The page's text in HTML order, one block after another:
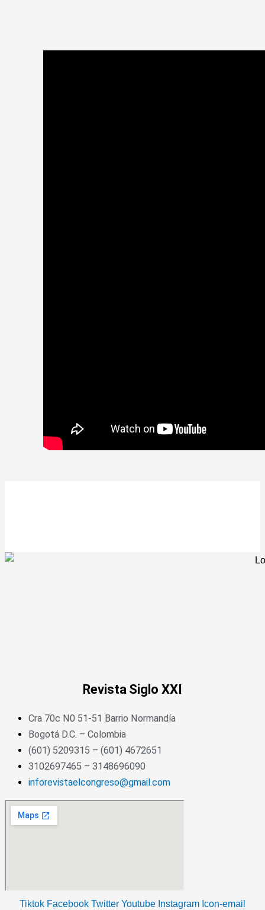
Revista Siglo XXI
Cra 70c N0 51-51 Barrio Normandía
Bogotá D.C. – Colombia
(601) 5209315 – (601) 4672651
3102697465 – 3148696090
inforevistaelcongreso@gmail.com
Tiktok Facebook Twitter Youtube Instagram Icon-email